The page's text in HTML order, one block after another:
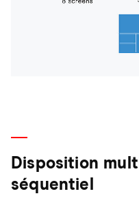
Disposition
séquentiel